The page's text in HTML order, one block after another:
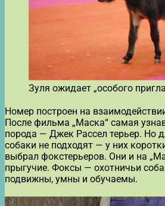
Зуля ожидает „особого
Номер построен на
После фильма „Маска“ самая
порода — Джек Рассел терьер. Но
собаки не подходят — у них
выбрал фокстерьеров. Они и на
прыгучие. Фоксы — охотничьи
подвижны, умны и обучаемы.